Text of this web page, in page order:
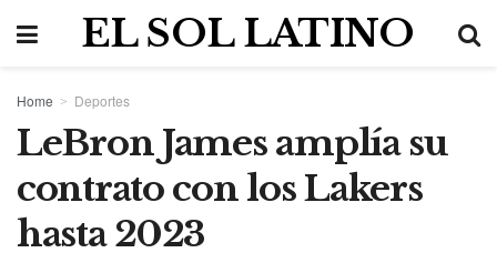
EL SOL LATINO
Home Deportes
LeBron James amplía su
contrato con los Lakers
hasta 2023